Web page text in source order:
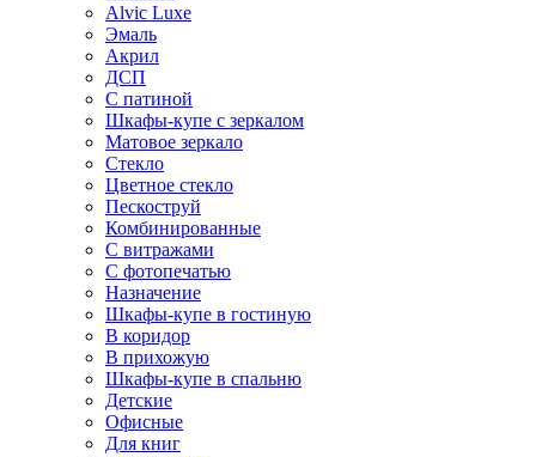
Alvic Luxe
Эмаль
Акрил
ДСП
С патиной
Шкафы-купе с зеркалом
Матовое зеркало
Стекло
Цветное стекло
Пескоструй
Комбинированные
С витражами
С фотопечатью
Назначение
Шкафы-купе в гостиную
В коридор
В прихожую
Шкафы-купе в спальню
Детские
Офисные
Для книг